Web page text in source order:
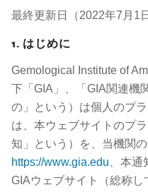
最終更新日（2022年7月1
1. はじめに
Gemological Institute of
下「GIA」、「GIA関連機
の」という）は個人のプ
は、本ウェブサイトのプ
知」という）を、当機関
https://www.gia.edu 、本
GIAウェブサイト（総称